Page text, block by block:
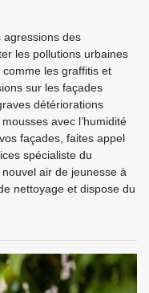
agressions des
les pollutions urbaines
les graffitis et
sur les façades
détériorations
avec l’humidité
façades, faites appel
spécialiste du
air de jeunesse à
nettoyage et dispose du